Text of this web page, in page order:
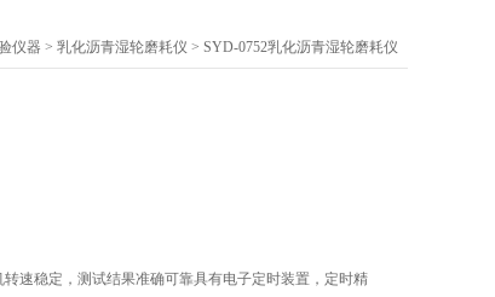
仪器 > 乳化沥青湿轮磨耗仪 > SYD-0752乳化沥青湿轮磨耗仪
速稳定，测试结果准确可靠具有电子定时装置，定时精